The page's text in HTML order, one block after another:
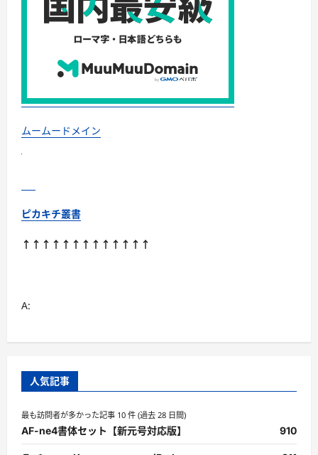
Workspace
で
信
頼
と
率
を
ッ
プ！
ムームードメイン
ピカキチ叢書
↑↑↑↑↑↑↑↑↑↑↑↑↑
A:
人気記事
最も訪問者が多かった記事 10 件 (過去 28 日間)
AF-ne4書体セット【新元号対応版】 910